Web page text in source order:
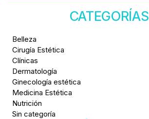
CATEGORÍAS
Belleza
Cirugía Estética
Clínicas
Dermatología
Ginecología estética
Medicina Estética
Nutrición
Sin categoría